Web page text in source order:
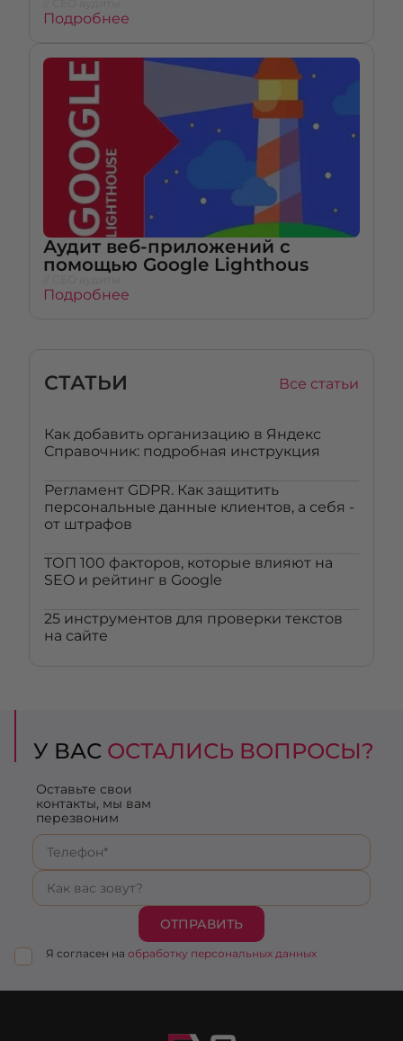
СТАТЬИ Все статьи
Как добавить организацию в Яндекс
Справочник: подробная инструкция
Регламент GDPR. Как защитить
персональные данные клиентов, а себя -
от штрафов
ТОП 100 факторов, которые влияют на
SEO и рейтинг в Google
25 инструментов для проверки текстов
на сайте
Подробнее
Аудит веб-приложений с
помощью Google Lighthous
Подробнее
У ВАС ОСТАЛИСЬ ВОПРОСЫ?
Оставьте свои
контакты, мы вам
перезвоним
ОТПРАВИТЬ
Я согласен на обработку персональных данных